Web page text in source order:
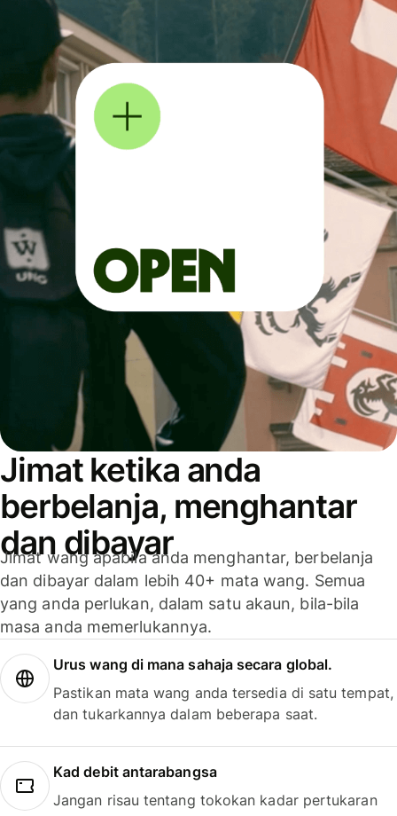
Jimat ketika anda
berbelanja, menghantar
dan dibayar
Jimat wang apabila anda menghantar, berbelanja
dan dibayar dalam lebih 40+ mata wang. Semua
yang anda perlukan, dalam satu akaun, bila-bila
masa anda memerlukannya.
Urus wang di mana sahaja secara global.
Pastikan mata wang anda tersedia di satu tempat,
dan tukarkannya dalam beberapa saat.
Kad debit antarabangsa
Jangan risau tentang tokokan kadar pertukaran